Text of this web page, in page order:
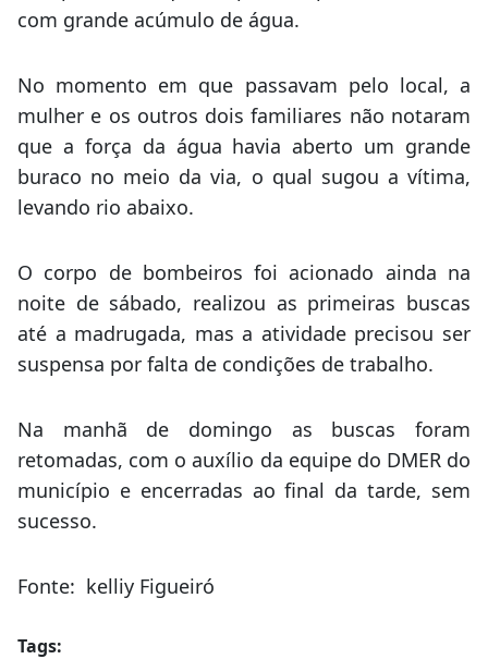
com grande acúmulo de água.
No momento em que passavam pelo local, a
mulher e os outros dois familiares não notaram
que a força da água havia aberto um grande
buraco no meio da via, o qual sugou a vítima,
levando rio abaixo.
O corpo de bombeiros foi acionado ainda na
noite de sábado, realizou as primeiras buscas
até a madrugada, mas a atividade precisou ser
suspensa por falta de condições de trabalho.
Na manhã de domingo as buscas foram
retomadas, com o auxílio da equipe do DMER do
município e encerradas ao final da tarde, sem
sucesso.
Fonte: kelliy Figueiró
Tags: